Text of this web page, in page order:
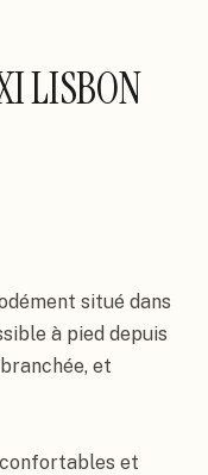
LISBON
situé dans
à pied depuis
et
et